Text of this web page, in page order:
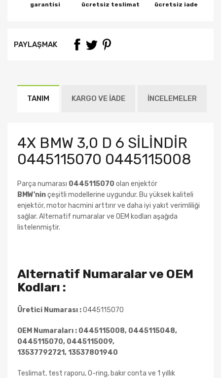
garantisi
ücretsiz teslimat
ücretsiz iade
PAYLAŞMAK
TANIM KARGO VE İADE İNCELEMELER
4X BMW 3,0 D 6 SİLİNDİR
0445115070 0445115008
Parça numarası 0445115070 olan enjektör
BMW'ninçeşitli modellerine uygundur. Bu yüksek kaliteli
enjektör, motor hacmini arttırır ve daha iyi yakıt verimliliği
sağlar. Alternatif numaralar ve OEM kodları aşağıda
listelenmiştir.
Alternatif Numaralar ve OEM
Kodları :
Üretici Numarası :0445115070
OEM Numaraları : 0445115008, 0445115048,
0445115070, 0445115009,
13537792721, 13537801940
Teslimat, test raporu, O-ring, bakır conta ve 1 yıllık